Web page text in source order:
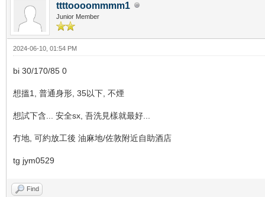
ttttoooommmm1
Junior Member
2024-06-10, 01:54 PM
bi 30/170/85 0
想搵1, 普通身形, 35以下, 不煙
想試下含... 安全sx, 吾洗見樣就最好...
冇地, 可約放工後 油麻地/佐敦附近自助酒店
tg jym0529
Find